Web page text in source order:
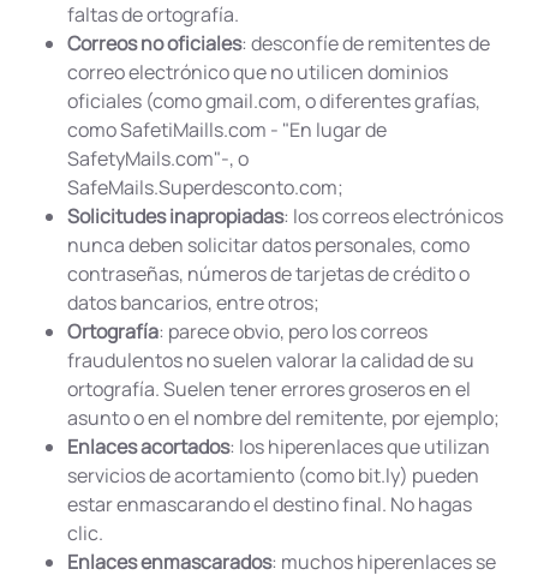
faltas de ortografía.
Correos no oficiales: desconfíe de remitentes de
correo electrónico que no utilicen dominios
oficiales (como gmail.com, o diferentes grafías,
como SafetiMaills.com - "En lugar de
SafetyMails.com"-, o
SafeMails.Superdesconto.com;
Solicitudes inapropiadas: los correos electrónicos
nunca deben solicitar datos personales, como
contraseñas, números de tarjetas de crédito o
datos bancarios, entre otros;
Ortografía: parece obvio, pero los correos
fraudulentos no suelen valorar la calidad de su
ortografía. Suelen tener errores groseros en el
asunto o en el nombre del remitente, por ejemplo;
Enlaces acortados: los hiperenlaces que utilizan
servicios de acortamiento (como bit.ly) pueden
estar enmascarando el destino final. No hagas
clic.
Enlaces enmascarados: muchos hiperenlaces se